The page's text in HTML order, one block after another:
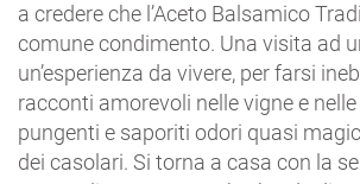
a credere che l’Aceto Balsamico
comune condimento. Una visita ad
un’esperienza da vivere, per farsi
racconti amorevoli nelle vigne e
pungenti e saporiti odori quasi
dei casolari. Si torna a casa con la